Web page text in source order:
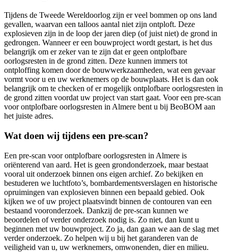
Tijdens de Tweede Wereldoorlog zijn er veel bommen op ons land
gevallen, waarvan een talloos aantal niet zijn ontploft. Deze
explosieven zijn in de loop der jaren diep (of juist niet) de grond in
gedrongen. Wanneer er een bouwproject wordt gestart, is het dus
belangrijk om er zeker van te zijn dat er geen ontplofbare
oorlogsresten in de grond zitten. Deze kunnen immers tot
ontploffing komen door de bouwwerkzaamheden, wat een gevaar
vormt voor u en uw werknemers op de bouwplaats. Het is dan ook
belangrijk om te checken of er mogelijk ontplofbare oorlogsresten in
de grond zitten voordat uw project van start gaat. Voor een pre-scan
voor ontplofbare oorlogsresten in Almere bent u bij BeoBOM aan
het juiste adres.
Wat doen wij tijdens een pre-scan?
Een pre-scan voor ontplofbare oorlogsresten in Almere is
oriënterend van aard. Het is geen grondonderzoek, maar bestaat
vooral uit onderzoek binnen ons eigen archief. Zo bekijken en
bestuderen we luchtfoto’s, bombardementsverslagen en historische
opruimingen van explosieven binnen een bepaald gebied. Ook
kijken we of uw project plaatsvindt binnen de contouren van een
bestaand vooronderzoek. Dankzij de pre-scan kunnen we
beoordelen of verder onderzoek nodig is. Zo niet, dan kunt u
beginnen met uw bouwproject. Zo ja, dan gaan we aan de slag met
verder onderzoek. Zo helpen wij u bij het garanderen van de
veiligheid van u, uw werknemers, omwonenden, dier en milieu.